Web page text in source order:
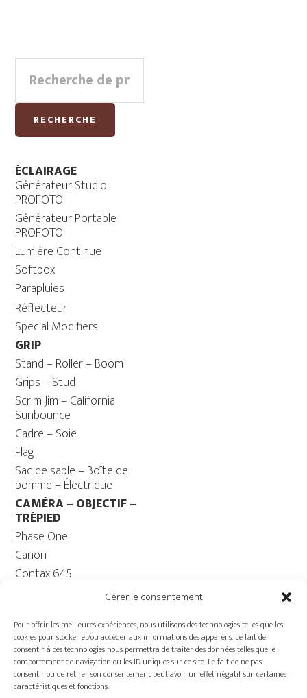
Gérer le consentement
Pour offrir les meilleures expériences, nous utilisons des technologies telles que les
cookies pour stocker et/ou accéder aux informations des appareils. Le fait de
consentir à ces technologies nous permettra de traiter des données telles que le
comportement de navigation ou les ID uniques sur ce site. Le fait de ne pas
consentir ou de retirer son consentement peut avoir un effet négatif sur certaines
caractéristiques et fonctions.
Primary
Sidebar
pour :
RECHERCHE
ÉCLAIRAGE
Générateur Studio
PROFOTO
Générateur Portable
PROFOTO
Lumière Continue
Softbox
Parapluies
Réflecteur
Special Modifiers
GRIP
Stand – Roller – Boom
Grips – Stud
Scrim Jim – California
Sunbounce
Cadre – Soie
Flag
Sac de sable – Boîte de
pomme – Électrique
CAMÉRA – OBJECTIF –
TRÉPIED
Phase One
Canon
Contax 645
ORDINATEUR
Ordinateur – Moniteur
Câble
Batterie ECOFLOW –